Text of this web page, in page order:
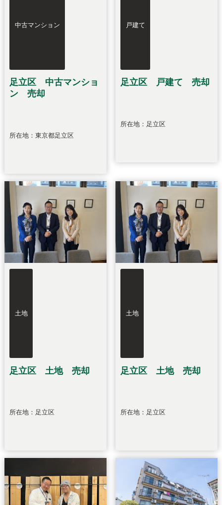
中古マンション
足立区 中古マンショ
ン 売却
所在地：東京都足立区
戸建て
足立区 戸建て 売却
所在地：足立区
土地
足立区 土地 売却
所在地：足立区
土地
足立区 土地 売却
所在地：足立区